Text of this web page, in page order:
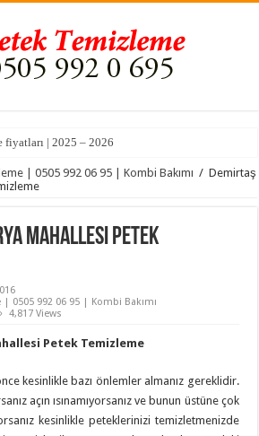
fiyatları | 2025 – 2026
| 0505 992 06 95 | Kombi Bakımı / Demirtaş
Mahallesi Petek
0505 992 06 95 | Kombi Bakımı
4,817 Views
Petek Temizleme
kesinlikle bazı önlemler almanız gereklidir.
açın ısınamıyorsanız ve bunun üstüne çok
kesinlikle peteklerinizi temizletmenizde